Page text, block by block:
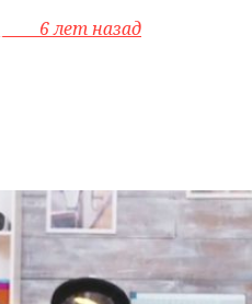
6 лет назад